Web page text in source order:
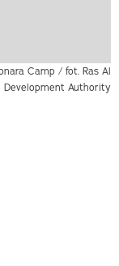
Camp / fot. Ras Al
Development Authority